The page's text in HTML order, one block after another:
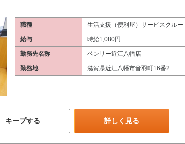
職種 生活支援（便利屋）サービスクルー
給与 時給1,080円
勤務先名称 ベンリー近江八幡店
勤務地 滋賀県近江八幡市音羽町16番2
キープする 詳しく見る